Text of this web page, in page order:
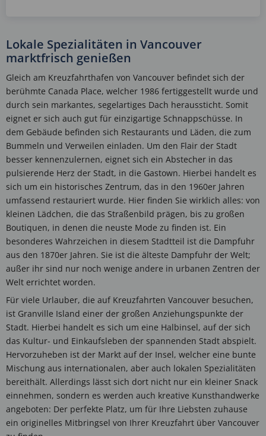
Lokale Spezialitäten in Vancouver
marktfrisch genießen
Gleich am Kreuzfahrthafen von Vancouver befindet sich der
berühmte Canada Place, welcher 1986 fertiggestellt wurde und
durch sein markantes, segelartiges Dach heraussticht. Somit
eignet er sich auch gut für einzigartige Schnappschüsse. In
dem Gebäude befinden sich Restaurants und Läden, die zum
Bummeln und Verweilen einladen. Um den Flair der Stadt
besser kennenzulernen, eignet sich ein Abstecher in das
pulsierende Herz der Stadt, in die Gastown. Hierbei handelt es
sich um ein historisches Zentrum, das in den 1960er Jahren
umfassend restauriert wurde. Hier finden Sie wirklich alles: von
kleinen Lädchen, die das Straßenbild prägen, bis zu großen
Boutiquen, in denen die neuste Mode zu finden ist. Ein
besonderes Wahrzeichen in diesem Stadtteil ist die Dampfuhr
aus den 1870er Jahren. Sie ist die älteste Dampfuhr der Welt;
außer ihr sind nur noch wenige andere in urbanen Zentren der
Welt errichtet worden.
Für viele Urlauber, die auf Kreuzfahrten Vancouver besuchen,
ist Granville Island einer der großen Anziehungspunkte der
Stadt. Hierbei handelt es sich um eine Halbinsel, auf der sich
das Kultur- und Einkaufsleben der spannenden Stadt abspielt.
Hervorzuheben ist der Markt auf der Insel, welcher eine bunte
Mischung aus internationalen, aber auch lokalen Spezialitäten
bereithält. Allerdings lässt sich dort nicht nur ein kleiner Snack
einnehmen, sondern es werden auch kreative Kunsthandwerke
angeboten: Der perfekte Platz, um für Ihre Liebsten zuhause
ein originelles Mitbringsel von Ihrer Kreuzfahrt über Vancouver